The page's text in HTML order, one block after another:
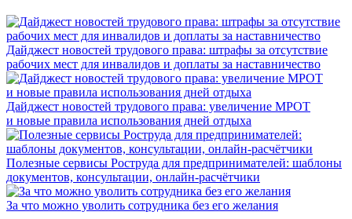
Дайджест новостей трудового права: штрафы за отсутствие
рабочих мест для инвалидов и доплаты за наставничество
Дайджест новостей трудового права: увеличение МРОТ
и новые правила использования дней отдыха
Полезные сервисы Роструда для предпринимателей: шаблоны
документов, консультации, онлайн-расчётчики
За что можно уволить сотрудника без его желания